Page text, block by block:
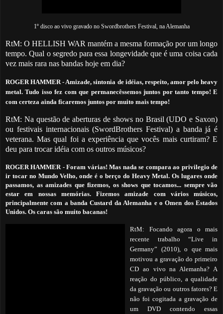
1º disco ao vivo gravado no Swordbrothers Festival, na Alemanha
RtM: O HELLISH WAR mantém a mesma formação por um longo
tempo. Qual o segredo para essa longevidade que é uma coisa cada
vez mais rara nas bandas hoje em dia?
ROGER HAMMER-Amizade, sintonia de idéias, respeito, amor pelo heavy
metal. Tudo isso fez com que permanecêssemos juntos por tanto tempo! E
com certeza ainda ficaremos juntos por muito mais tempo!
RtM: Na questão de aberturas de shows no Brasil (UDO e Saxon)
ou festivais internacionais (SwordBrothers Festival) a banda já é
veterana. Mas qual foi a experiência que vocês mais curtiram? E
deu para trocar idéia com os outros músicos?
ROGER HAMMER -Foram várias! Mas nada se compara ao privilegio de
ir tocar no Mundo Velho, onde é o berço do Heavy Metal. Os lugares onde
passamos, as amizades que fizemos, os shows que tocamos... sempre vão
estar em nossas memórias. Fizemos amizade com vários músicos,
principalmente com a banda Custard da Alemanha e o Omen dos Estados
Unidos. Os caras são muito bacanas!
RtM: Focando agora o mais
recente trabalho “Live in
Germany” (2010), o que mais
motivou a gravação do primeiro
CD ao vivo na Alemanha? A
reação do público, a qualidade
da gravação ou outros fatores? E
não foi cogitada a gravação de
um DVD contendo essas